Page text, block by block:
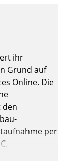
ihr
Grund auf
Online. Die
den
per